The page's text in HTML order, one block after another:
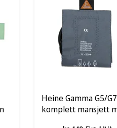
Heine Gamma G5/G7
komplett mansjett